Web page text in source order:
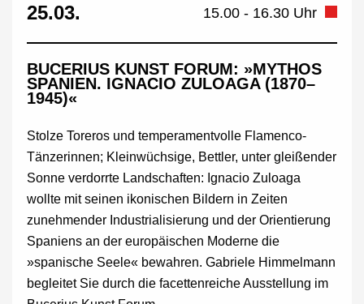
25.03. 15.00 - 16.30 Uhr
BUCERIUS KUNST FORUM: »MYTHOS
SPANIEN. IGNACIO ZULOAGA (1870–
1945)«
Stolze Toreros und temperamentvolle Flamenco-
Tänzerinnen; Kleinwüchsige, Bettler, unter gleißender
Sonne verdorrte Landschaften: Ignacio Zuloaga
wollte mit seinen ikonischen Bildern in Zeiten
zunehmender Industrialisierung und der Orientierung
Spaniens an der europäischen Moderne die
»spanische Seele« bewahren. Gabriele Himmelmann
begleitet Sie durch die facettenreiche Ausstellung im